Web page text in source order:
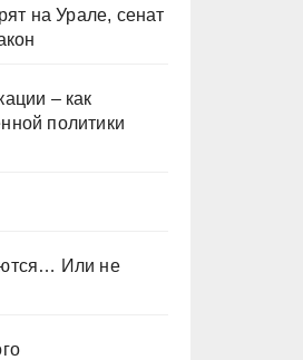
на Урале, сенат
– как
политики
Или не